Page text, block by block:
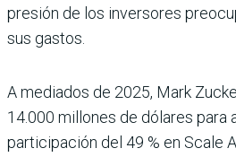
presión de los inversores
sus gastos.
A mediados de 2025, Mark
14.000 millones de dólares para
participación del 49 % en Scale